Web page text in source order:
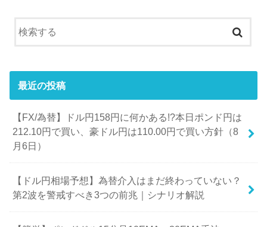
最近の投稿
【FX/為替】ドル円158円に何かある!?本日ポンド円は
212.10円で買い、豪ドル円は110.00円で買い方針（8
月6日）
【ドル円相場予想】為替介入はまだ終わっていない？
第2波を警戒すべき3つの前兆｜シナリオ解説